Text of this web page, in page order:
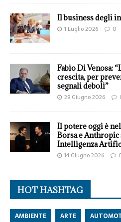
Il business degli
1 Luglio 2026 0
Fabio Di Venosa:
crescita, per
segnali deboli”
29 Giugno 2026
Il potere oggi è
Borsa e Anthropic
Intelligenza
14 Giugno 2026
HOT HASHTAG
AMBIENTE ARTE